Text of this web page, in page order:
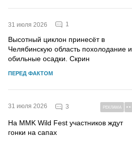
31 июля 2026 1
Высотный циклон принесёт в
Челябинскую область похолодание и
обильные осадки. Скрин
ПЕРЕД ФАКТОМ
31 июля 2026 3 РЕКЛАМА
На MMK Wild Fest участников ждут
гонки на сапах